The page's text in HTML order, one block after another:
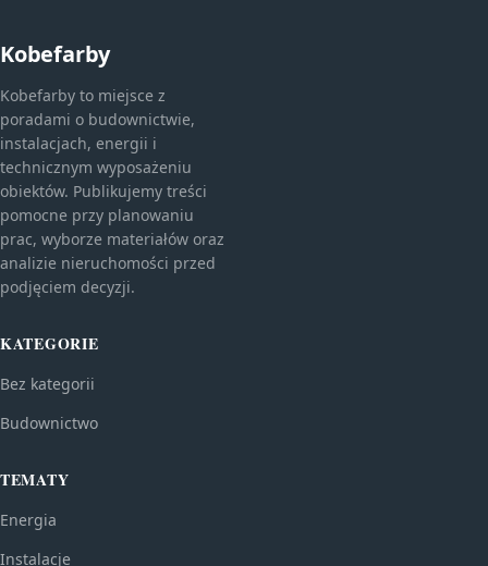
Kobefarby
Kobefarby to miejsce z
poradami o budownictwie,
instalacjach, energii i
technicznym wyposażeniu
obiektów. Publikujemy treści
pomocne przy planowaniu
prac, wyborze materiałów oraz
analizie nieruchomości przed
podjęciem decyzji.
KATEGORIE
Bez kategorii
Budownictwo
TEMATY
Energia
Instalacje